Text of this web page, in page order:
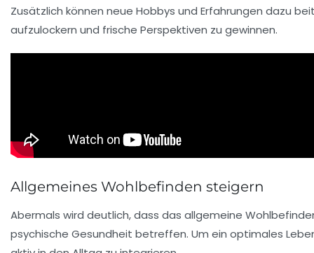
Zusätzlich können neue Hobbys und Erfahrungen dazu
aufzulockern und frische Perspektiven zu gewinnen.
Allgemeines Wohlbefinden steigern
Abermals wird deutlich, dass das allgemeine
psychische Gesundheit betreffen. Um ein optimales